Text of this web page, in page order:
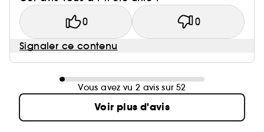
0 0
Signaler ce contenu
Vous avez vu 2 avis sur 52
Voir plus d'avis